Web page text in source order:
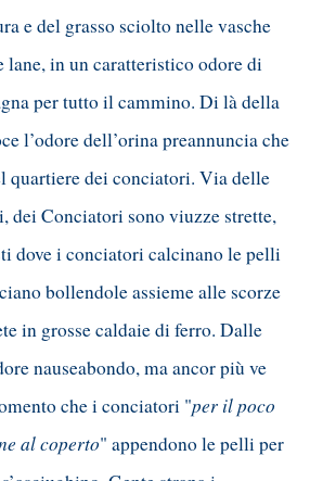
e del grasso sciolto nelle vasche
in un caratteristico odore di
per tutto il cammino. Di là della
l’odore dell’orina preannuncia che
quartiere dei conciatori. Via delle
dei Conciatori sono viuzze strette,
dove i conciatori calcinano le pelli
bollendole assieme alle scorze
in grosse caldaie di ferro. Dalle
nauseabondo, ma ancor più ve
che i conciatori "per il poco
al coperto" appendono le pelli per